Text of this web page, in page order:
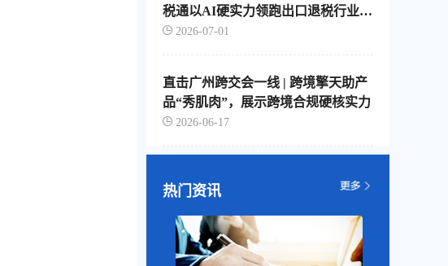
税通以AI硬实力领跑出口退税行业智
能化转型
2026-07-01
直击广州跨交会一线 | 跨境擎天助产
品“秀肌肉”，展示跨境合规硬核实力
2026-06-17
热门资讯